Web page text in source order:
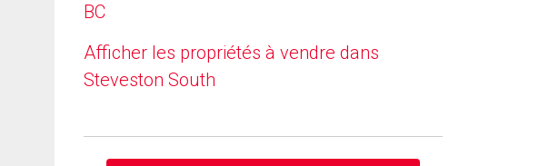
BC
Afficher les propriétés à vendre dans
Steveston South